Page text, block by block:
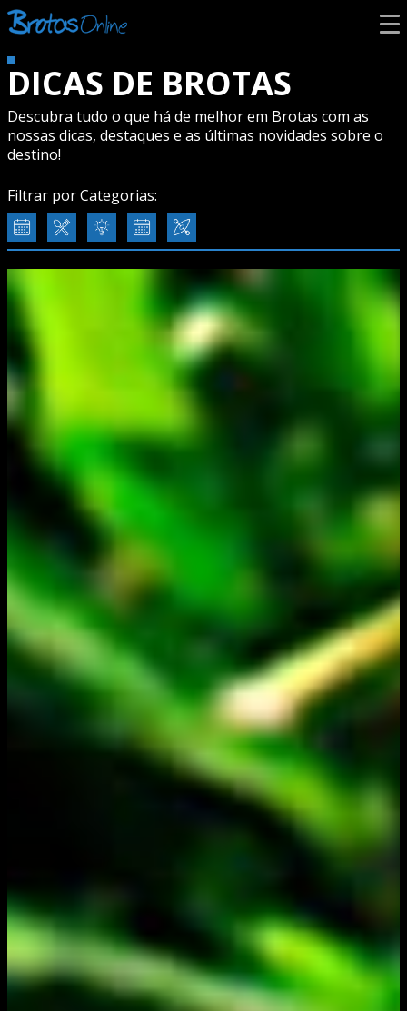
DICAS DE BROTAS
Descubra tudo o que há de melhor em Brotas com as
nossas dicas, destaques e as últimas novidades sobre o
destino!
Filtrar por Categorias: